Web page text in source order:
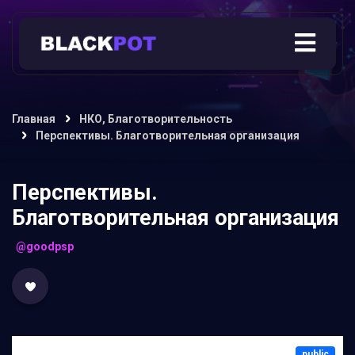
Главная
НКО, Благотворительность
Перспективы. Благотворительная организация
Перспективы.
Благотворительная организация
@goodpsp